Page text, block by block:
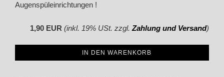
Augenspüleinrichtungen !
1,90 EUR (inkl. 19% USt. zzgl. Zahlung und Versand)
IN DEN WARENKORB